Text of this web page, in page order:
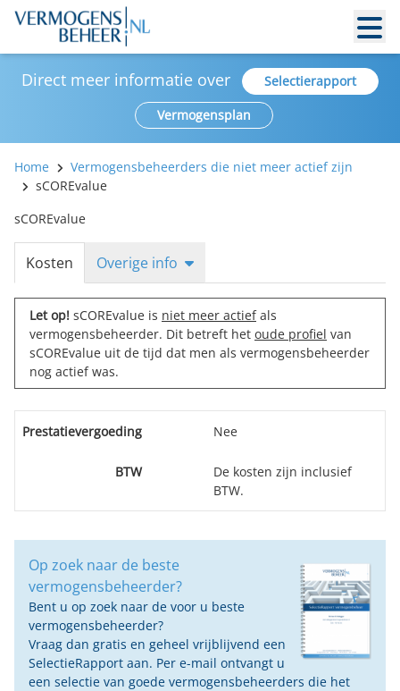
Direct meer informatie over
Selectierapport
Vermogensplan
Home
Vermogensbeheerders die niet meer actief zijn
sCOREvalue
sCOREvalue
Kosten Overige info
Let op! sCOREvalue is niet meer actiefals
vermogensbeheerder. Dit betreft het oude profiel van
sCOREvalue uit de tijd dat men als vermogensbeheerder
nog actief was.
Prestatievergoeding Nee
BTW
De kosten zijn inclusief
BTW.
Op zoek naar de beste
vermogensbeheerder?
Bent u op zoek naar de voor u beste
vermogensbeheerder?
Vraag dan gratis en geheel vrijblijvend een
SelectieRapport aan. Per e-mail ontvangt u
een selectie van goede vermogensbeheerders die het